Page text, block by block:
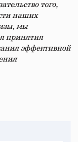
того,
наших
мы
принятия
эффективной